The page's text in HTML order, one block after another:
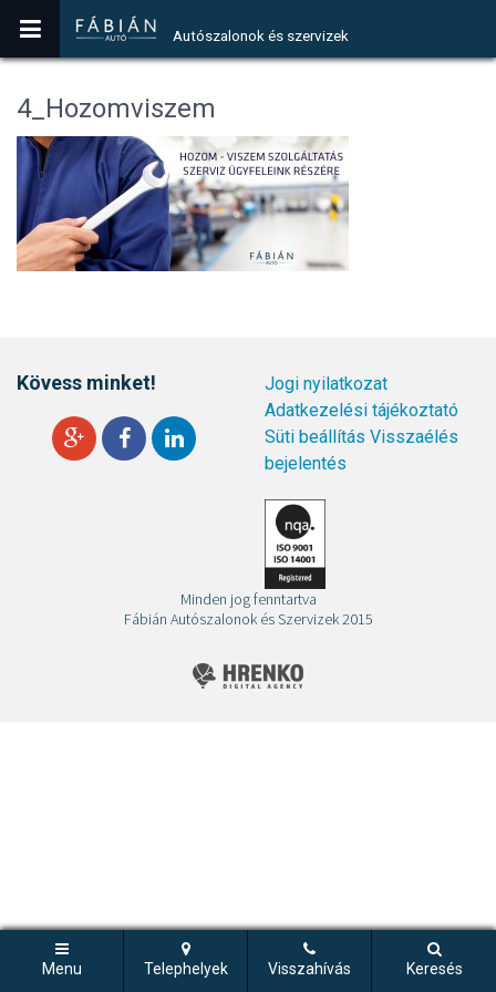
Autószalonok és szervizek
Menu Telephelyek Visszahívás Keresés
4_Hozomviszem
Kövess minket!
Jogi nyilatkozat
Adatkezelési tájékoztató
Süti beállítás Visszaélés
bejelentés
Minden jog fenntartva
Fábián Autószalonok és Szervizek 2015